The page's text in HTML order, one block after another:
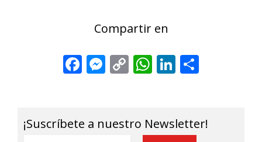
Compartir en
Facebook
Messenger
CopyWhatsApp
LinkedIn
¡Suscríbete a nuestro Newsletter!